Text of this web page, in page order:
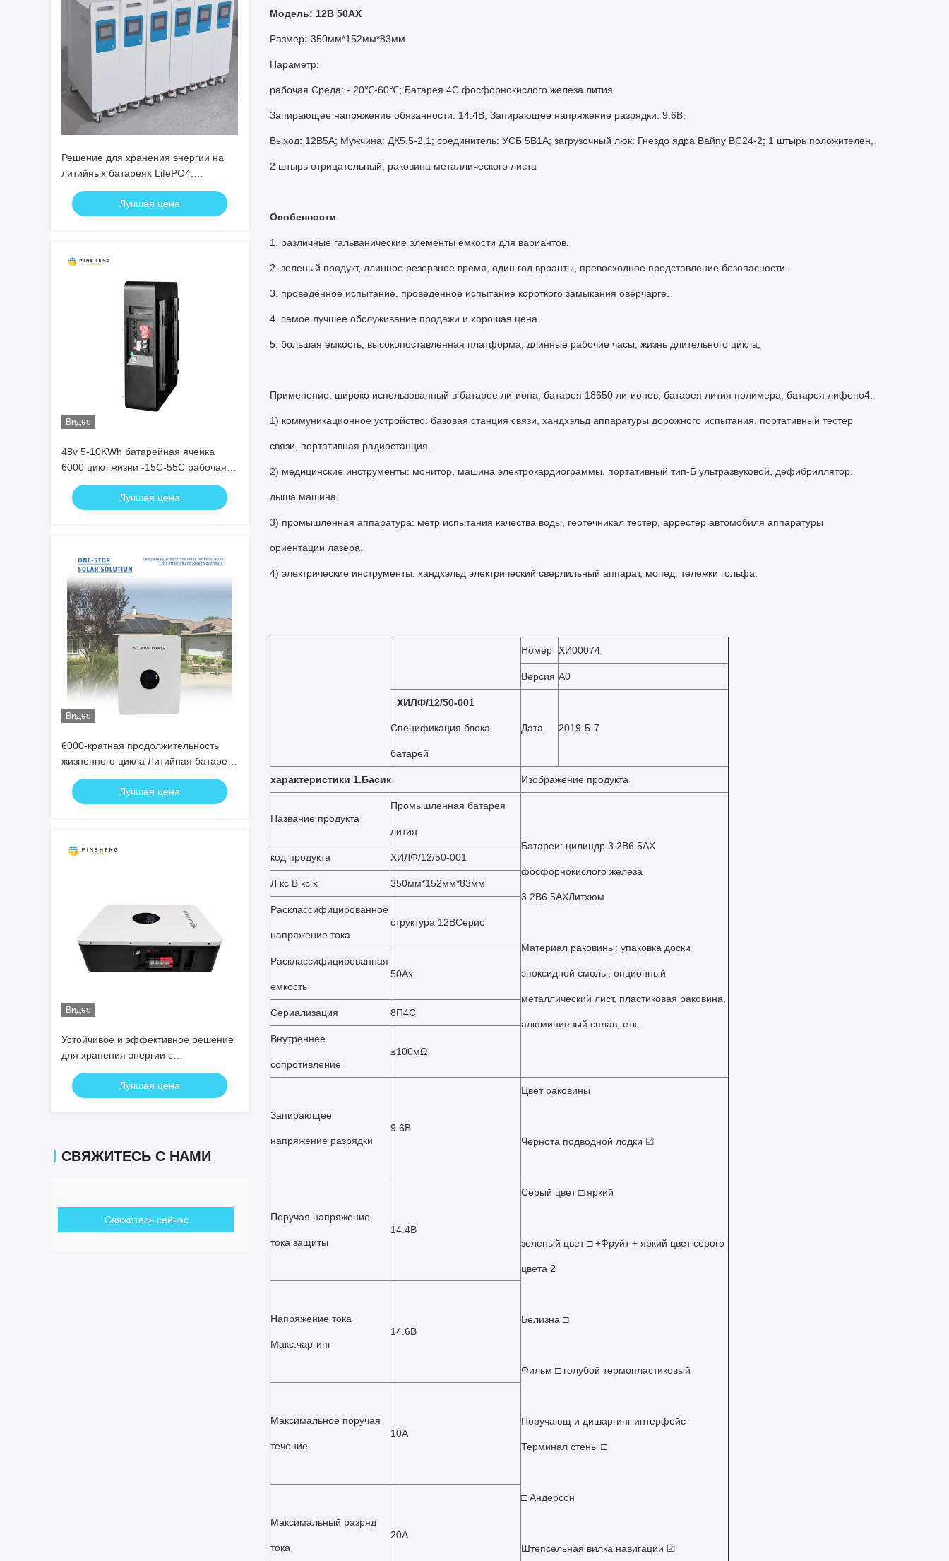
Решение для хранения энергии на
литийных батареях LifePO4,
обеспечивающее электроснабжение
для электрической мобильности и
промышленных приложений
Лучшая цена
Видео
48v 5-10KWh батарейная ячейка
6000 цикл жизни -15C-55C рабочая
температура Долговечная
Лучшая цена
Видео
6000-кратная продолжительность
жизненного цикла Литийная батарея
PO4 для различных применений
Лучшая цена
Видео
Устойчивое и эффективное решение
для хранения энергии с
аккумуляторной батареей 48v 10-
20KWh сроком на 5 лет
Лучшая цена
СВЯЖИТЕСЬ С НАМИ
Свяжитесь сейчас
Модель: 12В 50АХ
Размер: 350мм*152мм*83мм
Параметр:
рабочая Среда: - 20℃-60℃; Батарея 4С фосфорнокислого железа лития
Запирающее напряжение обязанности: 14.4В; Запирающее напряжение разрядки: 9.6В;
Выход: 12В5А; Мужчина: ДК5.5-2.1; соединитель: УСБ 5В1А; загрузочный люк: Гнездо ядра Вайпу ВС24-2; 1 штырь положителен,
2 штырь отрицательный, раковина металлического листа
Особенности
1. различные гальванические элементы емкости для вариантов.
2. зеленый продукт, длинное резервное время, один год врранты, превосходное представление безопасности.
3. проведенное испытание, проведенное испытание короткого замыкания оверчарге.
4. самое лучшее обслуживание продажи и хорошая цена.
5. большая емкость, высокопоставленная платформа, длинные рабочие часы, жизнь длительного цикла,
Применение: широко использованный в батарее ли-иона, батарея 18650 ли-ионов, батарея лития полимера, батарея лифепо4.
1) коммуникационное устройство: базовая станция связи, хандхэльд аппаратуры дорожного испытания, портативный тестер
связи, портативная радиостанция.
2) медицинские инструменты: монитор, машина электрокардиограммы, портативный тип-Б ультразвуковой, дефибриллятор,
дыша машина.
3) промышленная аппаратура: метр испытания качества воды, геотечникал тестер, аррестер автомобиля аппаратуры
ориентации лазера.
4) электрические инструменты: хандхэльд электрический сверлильный аппарат, мопед, тележки гольфа.
Номер ХИ00074
Версия А0
ХИЛФ/12/50-001
Спецификация блока
батарей
Дата 2019-5-7
характеристики 1.Басик Изображение продукта
Название продукта
Промышленная батарея
лития
Батареи: цилиндр 3.2В6.5АХ
фосфорнокислого железа
3.2В6.5АХЛитхюм
Материал раковины: упаковка доски
эпоксидной смолы, опционный
металлический лист, пластиковая раковина,
алюминиевый сплав, етк.
код продукта ХИЛФ/12/50-001
Л кс В кс х 350мм*152мм*83мм
Расклассифицированное
напряжение тока
структура 12ВСерис
Расклассифицированная
емкость
50Ах
Сериализация 8П4С
Внутреннее
сопротивление
≤100мΩ
Запирающее
напряжение разрядки
9.6В
Цвет раковины
Чернота подводной лодки ☑
Серый цвет □ яркий
зеленый цвет □ +Фруйт + яркий цвет серого
цвета 2
Белизна □
Фильм □ голубой термопластиковый
Поручающ и дишаргинг интерфейс
Терминал стены □
□ Андерсон
Штепсельная вилка навигации ☑
Поручая напряжение
тока защиты
14.4В
Напряжение тока
Макс.чаргинг
14.6В
Максимальное поручая
течение
10А
Максимальный разряд
тока
20А